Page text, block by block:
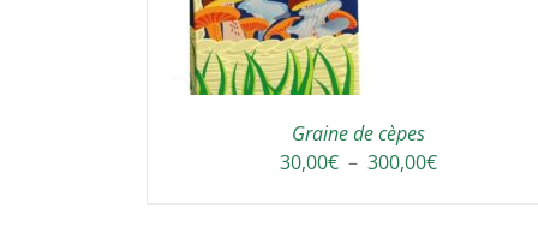
Graine de cèpes
30,00€ – 300,00€Plage